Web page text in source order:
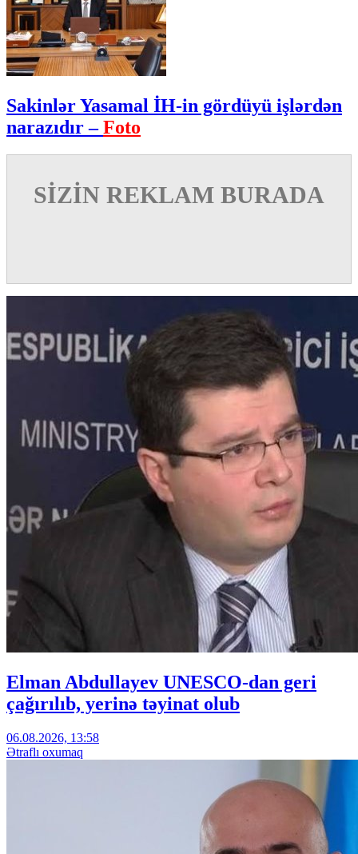
Sakinlər Yasamal İH-in gördüyü işlərdən
narazıdır –Foto
SİZİN REKLAM BURADA
Elman Abdullayev UNESCO-dan geri
çağırılıb, yerinə təyinat olub
06.08.2026, 13:58
Ətraflı oxumaq